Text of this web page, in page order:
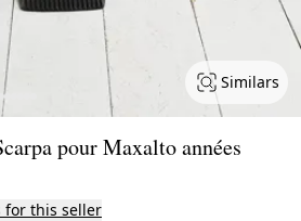
Similars
pour Maxalto années
for this seller